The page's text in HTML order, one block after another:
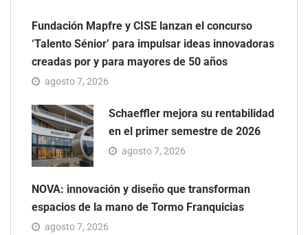
Fundación Mapfre y CISE lanzan el concurso
‘Talento Sénior’ para impulsar ideas innovadoras
creadas por y para mayores de 50 años
agosto 7, 2026
Schaeffler mejora su rentabilidad
en el primer semestre de 2026
agosto 7, 2026
NOVA: innovación y diseño que transforman
espacios de la mano de Tormo Franquicias
agosto 7, 2026